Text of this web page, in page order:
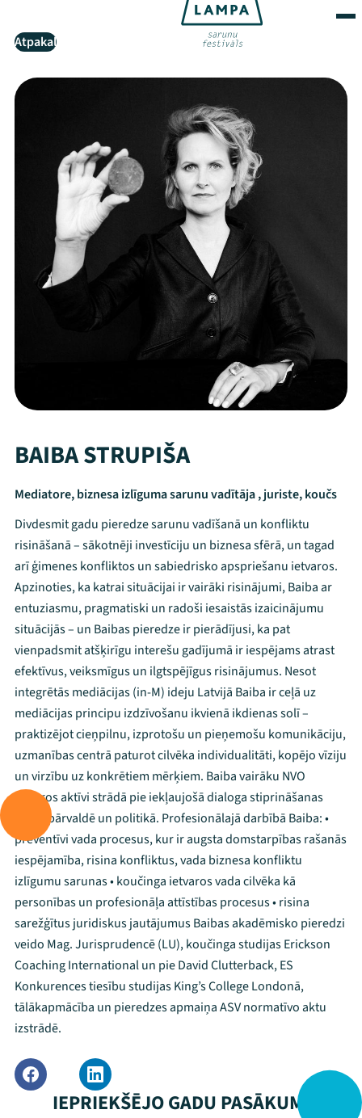
Atpakaļ
BAIBA STRUPIŠA
Mediatore, biznesa izlīguma sarunu vadītāja , juriste, koučs
Divdesmit gadu pieredze sarunu vadīšanā un konfliktu
risināšanā – sākotnēji investīciju un biznesa sfērā, un tagad
arī ģimenes konfliktos un sabiedrisko apspriešanu ietvaros.
Apzinoties, ka katrai situācijai ir vairāki risinājumi, Baiba ar
entuziasmu, pragmatiski un radoši iesaistās izaicinājumu
situācijās – un Baibas pieredze ir pierādījusi, ka pat
vienpadsmit atšķirīgu interešu gadījumā ir iespējams atrast
efektīvus, veiksmīgus un ilgtspējīgus risinājumus. Nesot
integrētās mediācijas (in-M) ideju Latvijā Baiba ir ceļā uz
mediācijas principu izdzīvošanu ikvienā ikdienas solī –
praktizējot cieņpilnu, izprotošu un pieņemošu komunikāciju,
uzmanības centrā paturot cilvēka individualitāti, kopējo vīziju
un virzību uz konkrētiem mērķiem. Baiba vairāku NVO
ietvaros aktīvi strādā pie iekļaujošā dialoga stiprināšanas
valsts pārvaldē un politikā. Profesionālajā darbībā Baiba: •
preventīvi vada procesus, kur ir augsta domstarpības rašanās
iespējamība, risina konfliktus, vada biznesa konfliktu
izlīgumu sarunas • koučinga ietvaros vada cilvēka kā
personības un profesionāļa attīstības procesus • risina
sarežģītus juridiskus jautājumus Baibas akadēmisko pieredzi
veido Mag. Jurisprudencē (LU), koučinga studijas Erickson
Coaching International un pie David Clutterback, ES
Konkurences tiesību studijas King’s College Londonā,
tālākapmācība un pieredzes apmaiņa ASV normatīvo aktu
izstrādē.
IEPRIEKŠĒJO GADU PASĀKUMI